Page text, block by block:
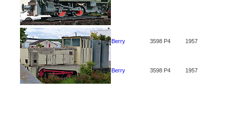
Berry 3598 P4 1957
Berry 3598 P4 1957